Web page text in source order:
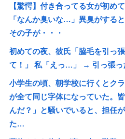
【驚愕】付き合ってる女が初め
「なんか臭いな…」異臭がする
その子が・・・
初めての夜、彼氏「脇毛を引っ
て！」 私「えっ…」 → 引っ張
小学生の頃、朝学校に行くとク
が全て同じ字体になっていた。
んだ？」と騒いでいると、担任
た…